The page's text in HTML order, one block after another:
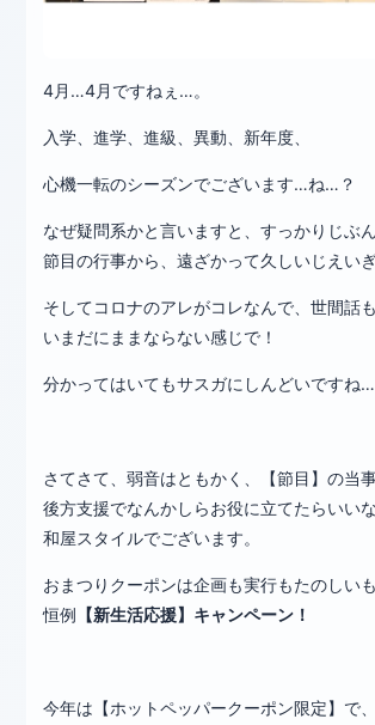
4月…4月ですねぇ…。
入学、進学、進級、異動、新年度、
心機一転のシーズンでございます…ね…？
なぜ疑問系かと言いますと、すっかりじぶ
節目の行事から、遠ざかって久しいじえい
そしてコロナのアレがコレなんで、世間話
いまだにままならない感じで！
分かってはいてもサスガにしんどいですね
さてさて、弱音はともかく、【節目】の当
後方支援でなんかしらお役に立てたらいい
和屋スタイルでございます。
おまつりクーポンは企画も実行もたのしい
恒例 【新生活応援】キャンペーン！
今年は【ホットペッパークーポン限定】で